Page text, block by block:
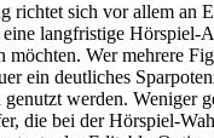
richtet sich vor allem an
langfristige Hörspiel-
möchten. Wer mehrere
ein deutliches
werden. Weniger
die bei der Hörspiel-